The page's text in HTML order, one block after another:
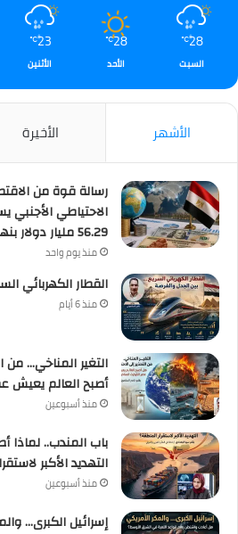
28
℃
السبت
28
℃
الأحد
23
℃
الأثنين
الأشهر الأخيرة
رسالة قوة من
الاحتياطي الأجنبي
56.29 مليار دولار بنهاية يوليو
منذ يوم واحد
القطار الكهربائي
منذ 6 أيام
التغير المناخي… من
أصبح العالم يعيش
منذ أسبوعين
باب المندب.. لماذا
التهديد الأكبر
منذ أسبوعين
إسرائيل الكبرى…